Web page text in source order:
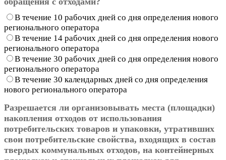
В течение 10 рабочих дней со дня определения нового
регионального оператора
В течение 14 рабочих дней со дня определения нового
регионального оператора
В течение 30 рабочих дней со дня определения нового
регионального оператора
В течение 30 календарных дней со дня определения
нового регионального оператора
Разрешается ли организовывать места (площадки)
накопления отходов от использования
потребительских товаров и упаковки, утративших
свои потребительские свойства, входящих в состав
твердых коммунальных отходов, на контейнерных